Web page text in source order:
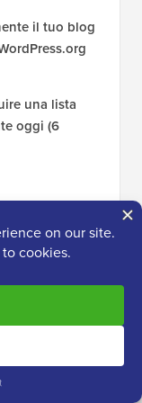
il tuo blog
una lista
oggi (6
dai
dei nostri